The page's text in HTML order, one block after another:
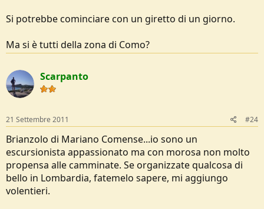
Si potrebbe cominciare con un giretto di un giorno.
Ma si è tutti della zona di Como?
Scarpanto
21 Settembre 2011 #24
Brianzolo di Mariano Comense...io sono un
escursionista appassionato ma con morosa non molto
propensa alle camminate. Se organizzate qualcosa di
bello in Lombardia, fatemelo sapere, mi aggiungo
volentieri.